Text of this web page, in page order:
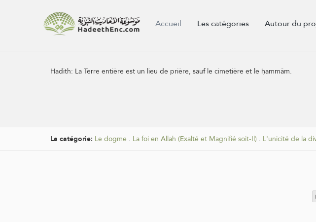
Accueil Les catégories Autour du
Hadith: La Terre entière est un lieu de prière, sauf le cimetière et le ḥammâm.
La catégorie: Le dogme . La foi en Allah (Exalté et Magnifié soit-Il) . L'unicité de la